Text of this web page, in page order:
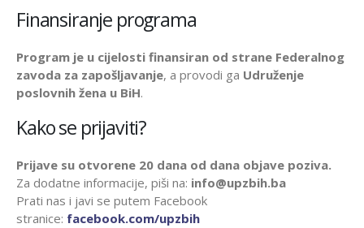
Finansiranje programa
Program je u cijelosti finansiran od strane Federalnog
zavoda za zapošljavanje, a provodi ga Udruženje
poslovnih žena u BiH.
Kako se prijaviti?
Prijave su otvorene 20 dana od dana objave poziva.
Za dodatne informacije, piši na: info@upzbih.ba
Prati nas i javi se putem Facebook
stranice: facebook.com/upzbih